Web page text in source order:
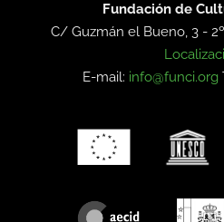
Fundación de
C/ Guzmán el Bueno, 3 -
E-mail: info@funci.org